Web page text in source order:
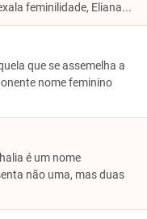
feminilidade, Eliana...
que se assemelha a
nome feminino
é um nome
não uma, mas duas